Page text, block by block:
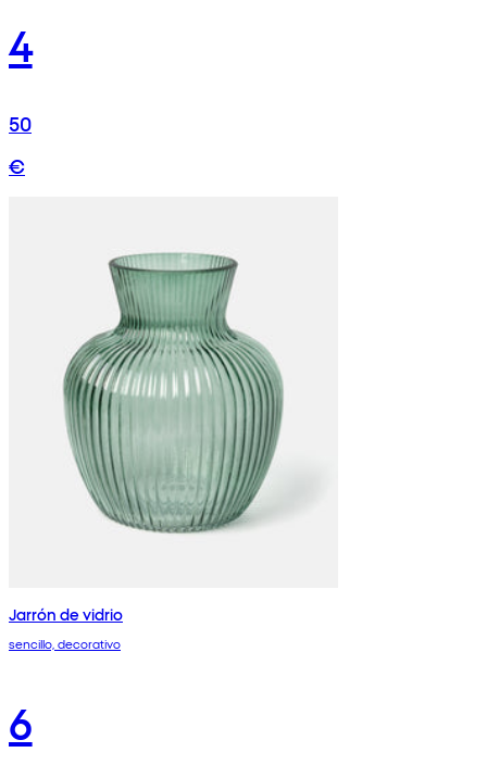
4
50
€
Jarrón de vidrio
sencillo, decorativo
6